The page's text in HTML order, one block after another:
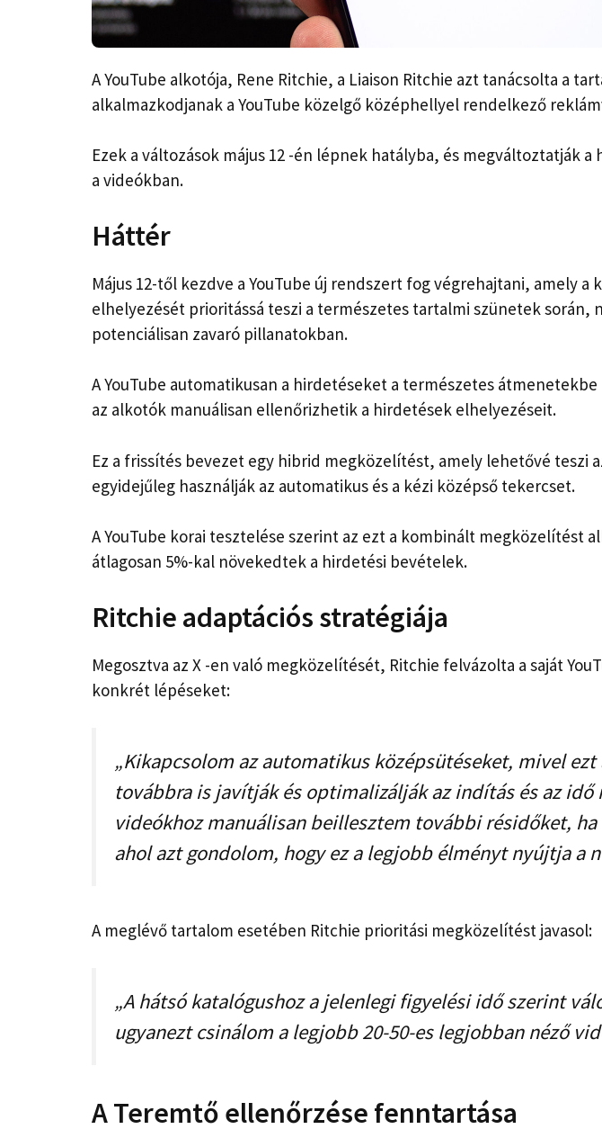
A YouTube alkotója, Rene Ritchie, a Liaison Ritchie azt tanácsolta a
alkalmazkodjanak a YouTube közelgő középhellyel rendelkező
Ezek a változások május 12 -én lépnek hatályba, és megváltoztatják
a videókban.
Háttér
Május 12-től kezdve a YouTube új rendszert fog végrehajtani, amely
elhelyezését prioritássá teszi a természetes tartalmi szünetek során,
potenciálisan zavaró pillanatokban.
A YouTube automatikusan a hirdetéseket a természetes
az alkotók manuálisan ellenőrizhetik a hirdetések elhelyezéseit.
Ez a frissítés bevezet egy hibrid megközelítést, amely lehetővé teszi
egyidejűleg használják az automatikus és a kézi középső tekercset.
A YouTube korai tesztelése szerint az ezt a kombinált megközelítést
átlagosan 5%-kal növekedtek a hirdetési bevételek.
Ritchie adaptációs stratégiája
Megosztva az X -en való megközelítését, Ritchie felvázolta a saját
konkrét lépéseket:
„Kikapcsolom az automatikus középsütéseket, mivel ezt
továbbra is javítják és optimalizálják az indítás és az idő
videókhoz manuálisan beillesztem további résidőket, ha
ahol azt gondolom, hogy ez a legjobb élményt nyújtja a
A meglévő tartalom esetében Ritchie prioritási megközelítést javasol:
„A hátsó katalógushoz a jelenlegi figyelési idő szerint
ugyanezt csinálom a legjobb 20-50-es legjobban néző
A Teremtő ellenőrzése fenntartása